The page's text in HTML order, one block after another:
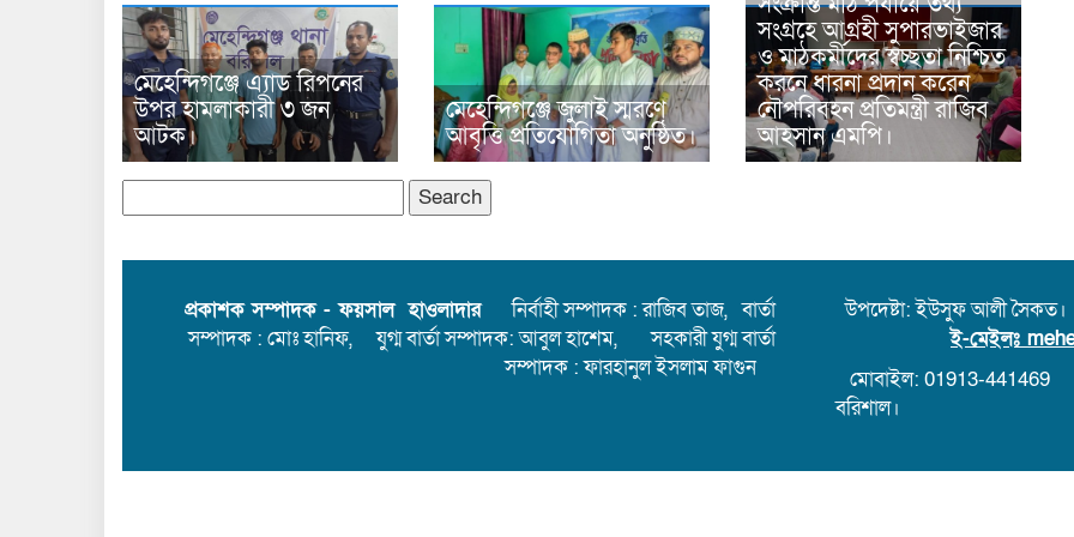
মেহেন্দিগঞ্জে এ্যাড রিপনের
উপর হামলাকারী ৩ জন
আটক।
মেহেন্দিগঞ্জে জুলাই স্মরণে
আবৃত্তি প্রতিযোগিতা অনুষ্ঠিত।
সংগ্রহে আগ্রহী সুপারভাইজার
ও মাঠকর্মীদের স্বচ্ছতা নিশ্চিত
করনে ধারনা প্রদান করেন
নৌপরিবহন প্রতিমন্ত্রী রাজিব
আহসান এমপি।
for:
প্রকাশক সম্পাদক - ফয়সাল হাওলাদার
নির্বাহী সম্পাদক : রাজিব তাজ, বার্তা
সম্পাদক : মোঃ হানিফ, যুগ্ম বার্তা সম্পাদক: আবুল হাশেম, সহকারী যুগ্ম বার্তা
সম্পাদক : ফারহানুল ইসলাম ফাগুন
উপদেষ্টা: ইউসুফ আলী
ই-মেইলঃ
মোবাইল: 01913-441469
বরিশাল।